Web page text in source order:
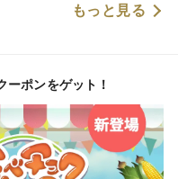
もっと見る
ーポンをゲット！